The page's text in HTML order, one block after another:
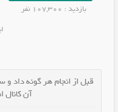
بازدید : 107,300 نفر
قبل از انجام هر گونه داد و
آن کانال